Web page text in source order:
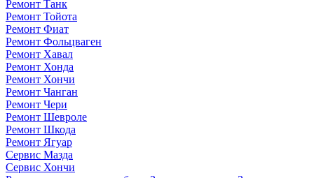
Ремонт Танк
Ремонт Тойота
Ремонт Фиат
Ремонт Фольцваген
Ремонт Хавал
Ремонт Хонда
Ремонт Хончи
Ремонт Чанган
Ремонт Чери
Ремонт Шевроле
Ремонт Шкода
Ремонт Ягуар
Сервис Мазда
Сервис Хончи